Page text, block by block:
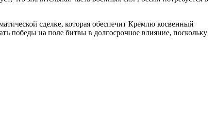
сделке, которая обеспечит Кремлю косвенный
победы на поле битвы в долгосрочное влияние, поскольку